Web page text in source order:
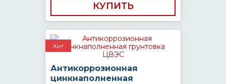
КУПИТЬ
Хит
Антикоррозионная
цинкнаполненная